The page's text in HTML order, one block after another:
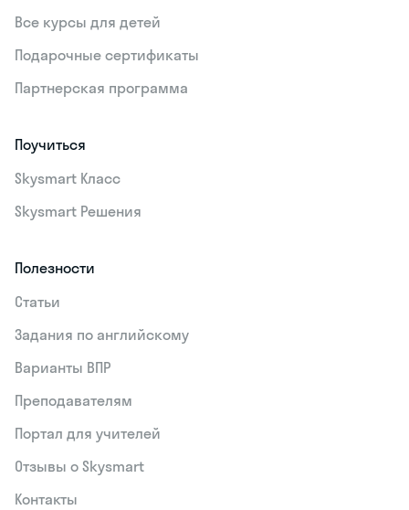
Все курсы для детей
Подарочные сертификаты
Партнерская программа
Поучиться
Skysmart Класс
Skysmart Решения
Полезности
Статьи
Задания по английскому
Варианты ВПР
Преподавателям
Портал для учителей
Отзывы о Skysmart
Контакты